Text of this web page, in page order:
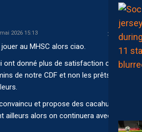
2026 15:13
au MHSC alors ciao.
ont donné plus de satisfaction cette
de notre CDF et non les prêts de
et propose des cacahuètes
ailleurs alors on continuera avec des